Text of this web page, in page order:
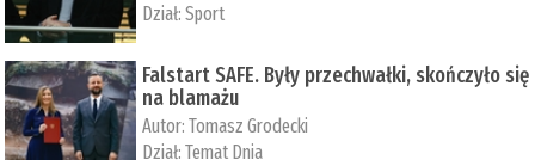
Dział:Sport
Falstart SAFE. Były przechwałki, skończyło się
na blamażu
Autor:Tomasz Grodecki
Dział:Temat Dnia